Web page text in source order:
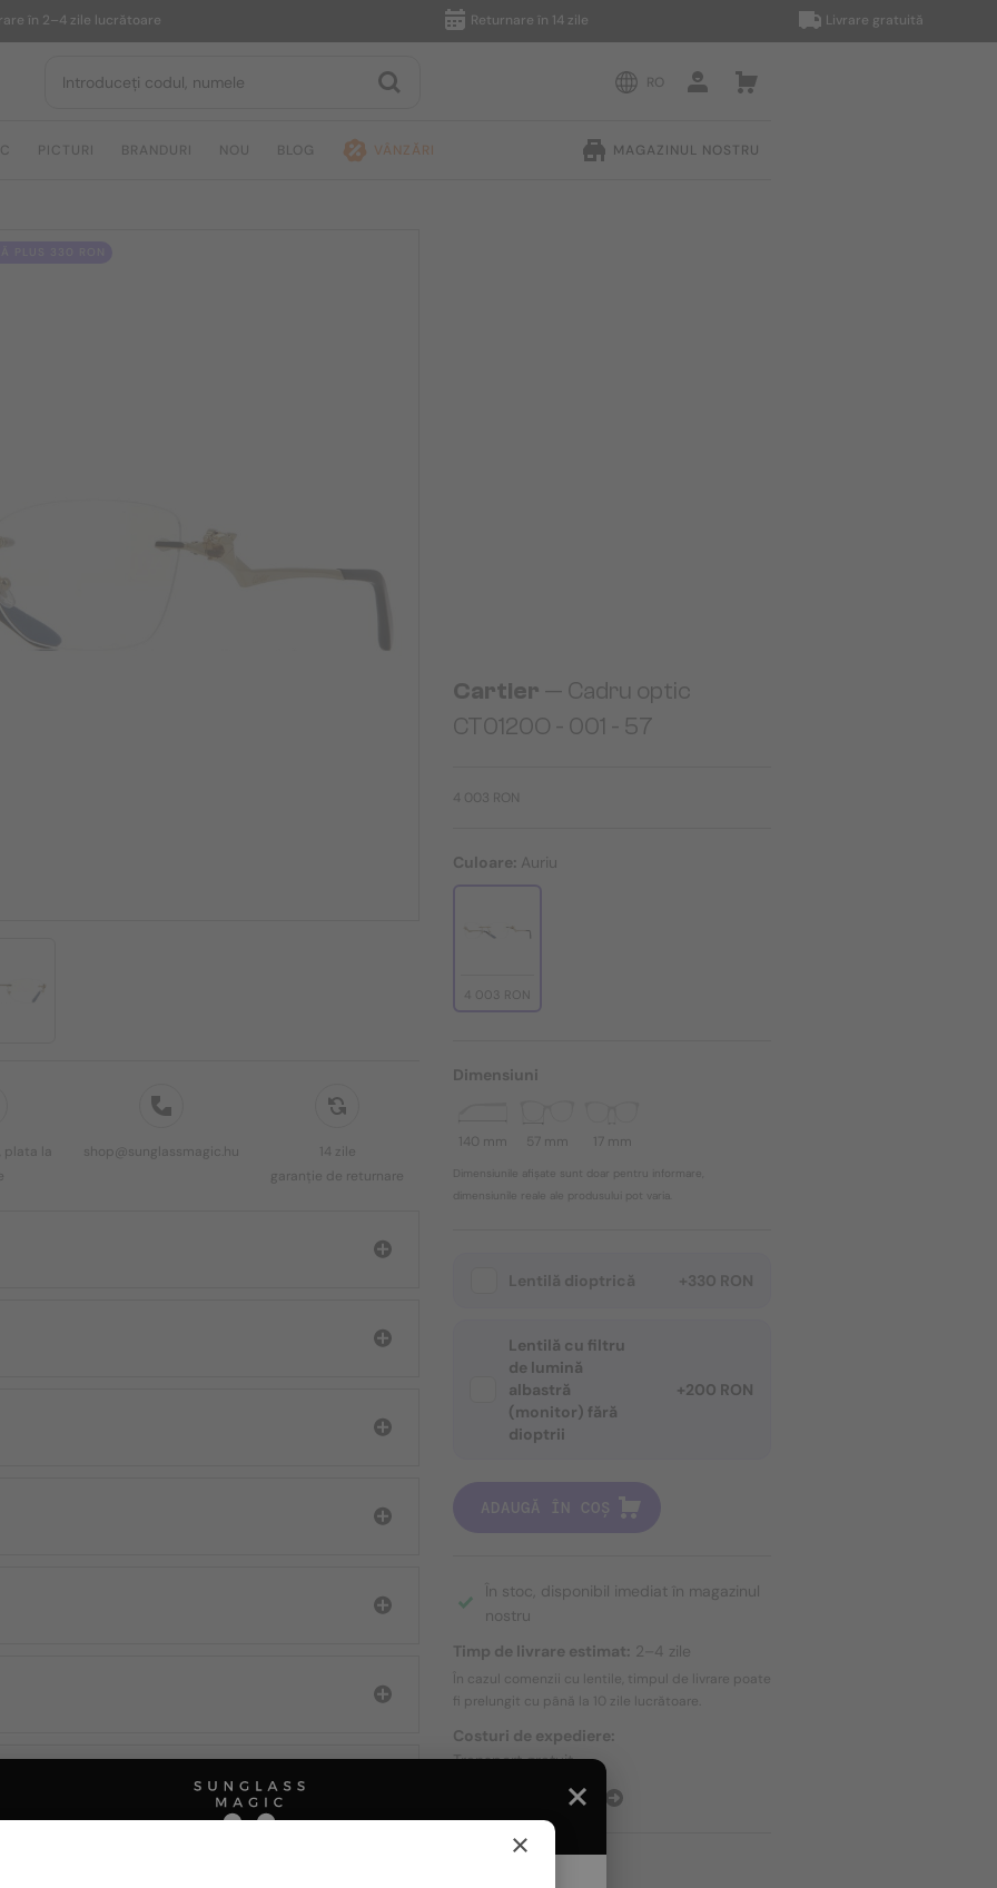
2–4 zile lucrătoare Returnare în 14 zile Livrare gratuită
RO
PICTURI BRANDURI NOU BLOG VÂNZĂRI MAGAZINUL NOSTRU
plata la
shop@sunglassmagic.hu
14 zile
garanție de returnare
Cartier — Cadru optic
CT0120O - 001 - 57
4 003 RON
Culoare: Auriu
4 003 RON
Dimensiuni
140 mm 57 mm 17 mm
Dimensiunile afișate sunt doar pentru informare,
dimensiunile reale ale produsului pot varia.
Lentilă dioptrică +330 RON
Lentilă cu filtru
de lumină
albastră
(monitor) fără
dioptrii
+200 RON
ADAUGĂ ÎN COȘ
În stoc, disponibil imediat în magazinul
nostru
Timp de livrare estimat: 2–4 zile
În cazul comenzii cu lentile, timpul de livrare poate
fi prelungit cu până la
10 zile lucrătoare.
Costuri de expediere:
Transport gratuit
DESPRE EXPEDIERE
×